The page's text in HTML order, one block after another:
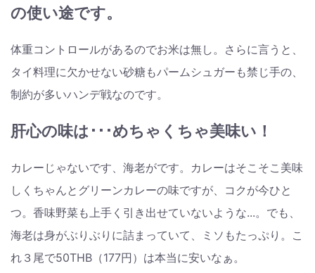
の使い途です。
体重コントロールがあるのでお米は無し。さらに言うと、
タイ料理に欠かせない砂糖もパームシュガーも禁じ手の、
制約が多いハンデ戦なのです。
肝心の味は･･･めちゃくちゃ美味い！
カレーじゃないです、海老がです。カレーはそこそこ美味
しくちゃんとグリーンカレーの味ですが、コクが今ひと
つ。香味野菜も上手く引き出せていないような...。でも、
海老は身がぶりぶりに詰まっていて、ミソもたっぷり。こ
れ３尾で50THB（177円）は本当に安いなぁ。